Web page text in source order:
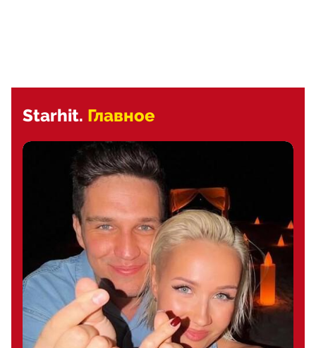
Starhit. Главное